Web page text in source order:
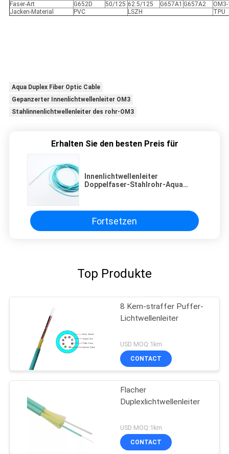
Faser-Art G652D 50/125 62.5/125 G657A1 G657A2
Jacken-Material
PVC LSZH TPU
Aqua Duplex Fiber Optic Cable
Gepanzerter Innenlichtwellenleiter OM3
Stahlinnenlichtwellenleiter des rohr-OM3
Erhalten Sie den besten Preis für
Innenlichtwellenleiter
Doppelfaser-Stahlrohr-Aqua
Fortsetzen
Top Produkte
8 Kern-straffer Puffer-
Lichtwellenleiter
USD MOQ:1km
CONTACT
Flacher
Duplexlichtwellenleiter
USD MOQ:1km
CONTACT